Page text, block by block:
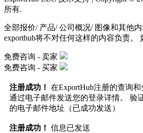
所有.
全部报价/ 产品/ 公司概况/ 图像和其他内
exporthub将不对任何这样的内容负责。
免费咨询 - 卖家
免费咨询 - 买家
注册成功！ 在ExportHub注册的查询
通过电子邮件发送您的登录详情。 验
的电子邮件地址（已成功发送）
注册成功！ 信息已发送